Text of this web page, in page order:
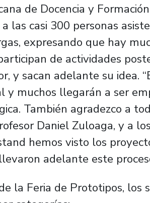
de Docencia y
las casi 300 personas
expresando que hay
de actividades
y sacan adelante su idea.
y muchos llegarán a ser
También agradezco a
Daniel Zuloaga, y a
hemos visto los
adelante este
la Feria de Prototipos, los